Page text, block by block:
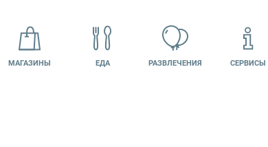
МАГАЗИНЫ ЕДА РАЗВЛЕЧЕНИЯ СЕРВИСЫ